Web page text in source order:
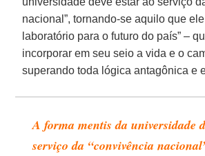
nacional”, tornando-se aquilo que
laboratório para o futuro do país” –
incorporar em seu seio a vida e o
superando toda lógica antagônica e
A forma mentis da universidade
serviço da “convivência